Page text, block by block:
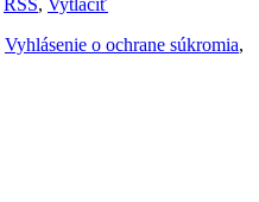
RSS, Vytlačiť
Vyhlásenie o ochrane súkromia,